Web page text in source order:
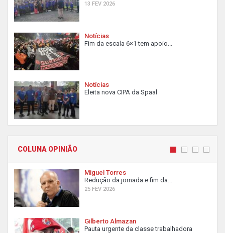
13 FEV 2026
Notícias
Fim da escala 6×1 tem apoio...
Notícias
Eleita nova CIPA da Spaal
COLUNA OPINIÃO
Miguel Torres
Redução da jornada e fim da...
25 FEV 2026
Gilberto Almazan
Pauta urgente da classe trabalhadora